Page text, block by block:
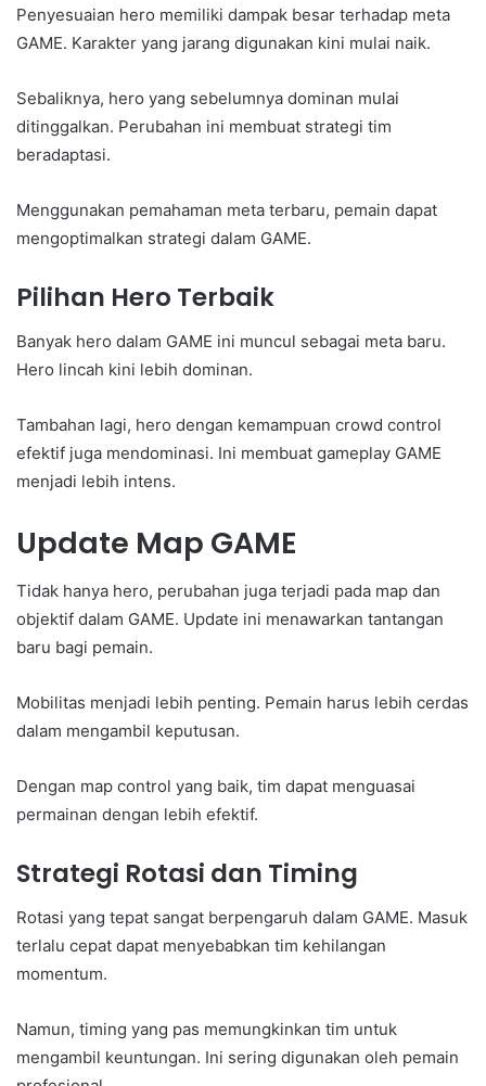
Penyesuaian hero memiliki dampak besar terhadap meta
GAME. Karakter yang jarang digunakan kini mulai naik.
Sebaliknya, hero yang sebelumnya dominan mulai
ditinggalkan. Perubahan ini membuat strategi tim
beradaptasi.
Menggunakan pemahaman meta terbaru, pemain dapat
mengoptimalkan strategi dalam GAME.
Pilihan Hero Terbaik
Banyak hero dalam GAME ini muncul sebagai meta baru.
Hero lincah kini lebih dominan.
Tambahan lagi, hero dengan kemampuan crowd control
efektif juga mendominasi. Ini membuat gameplay GAME
menjadi lebih intens.
Update Map GAME
Tidak hanya hero, perubahan juga terjadi pada map dan
objektif dalam GAME. Update ini menawarkan tantangan
baru bagi pemain.
Mobilitas menjadi lebih penting. Pemain harus lebih cerdas
dalam mengambil keputusan.
Dengan map control yang baik, tim dapat menguasai
permainan dengan lebih efektif.
Strategi Rotasi dan Timing
Rotasi yang tepat sangat berpengaruh dalam GAME. Masuk
terlalu cepat dapat menyebabkan tim kehilangan
momentum.
Namun, timing yang pas memungkinkan tim untuk
mengambil keuntungan. Ini sering digunakan oleh pemain